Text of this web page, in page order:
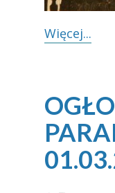
Więcej...​